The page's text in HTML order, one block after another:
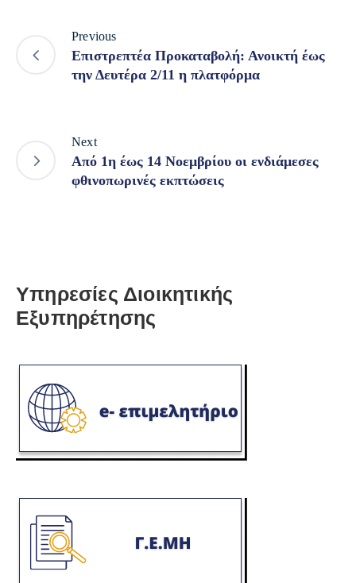
Previous
Επιστρεπτέα Προκαταβολή: Ανοικτή έως
την Δευτέρα 2/11 η πλατφόρμα
Next
Από 1η έως 14 Νοεμβρίου οι ενδιάμεσες
φθινοπωρινές εκπτώσεις
Υπηρεσίες Διοικητικής
Εξυπηρέτησης